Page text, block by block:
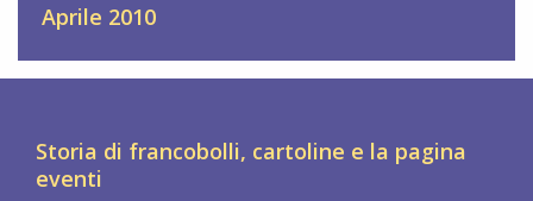
Aprile 2010
Storia di francobolli, cartoline e la pagina
eventi